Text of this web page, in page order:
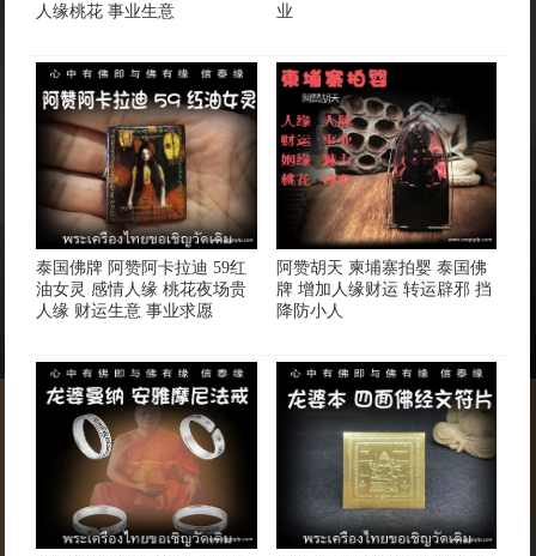
人缘桃花 事业生意
业
泰国佛牌 阿赞阿卡拉迪 59红
油女灵 感情人缘 桃花夜场贵
人缘 财运生意 事业求愿
阿赞胡天 柬埔寨拍婴 泰国佛
牌 增加人缘财运 转运辟邪 挡
降防小人